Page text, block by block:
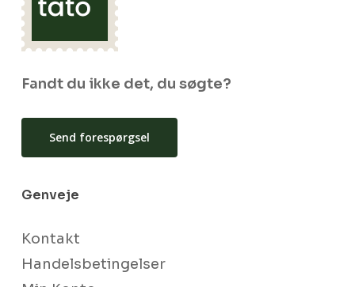
Fandt du ikke det, du søgte?
Send forespørgsel
Genveje
Kontakt
Handelsbetingelser